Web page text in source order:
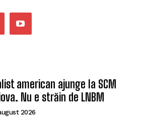
american ajunge la SCM
Nu e străin de LNBM
2026